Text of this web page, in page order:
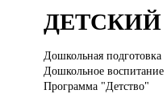
ДЕТСКИЙ
Дошкольная подготовка
Дошкольное воспитание
Программа "Детство"